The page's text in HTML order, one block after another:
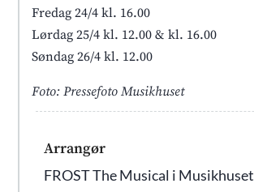
Fredag 24/4 kl. 16.00
Lørdag 25/4 kl. 12.00 & kl. 16.00
Søndag 26/4 kl. 12.00
Foto: Pressefoto Musikhuset
Arrangør
FROST The Musical i Musikhuset